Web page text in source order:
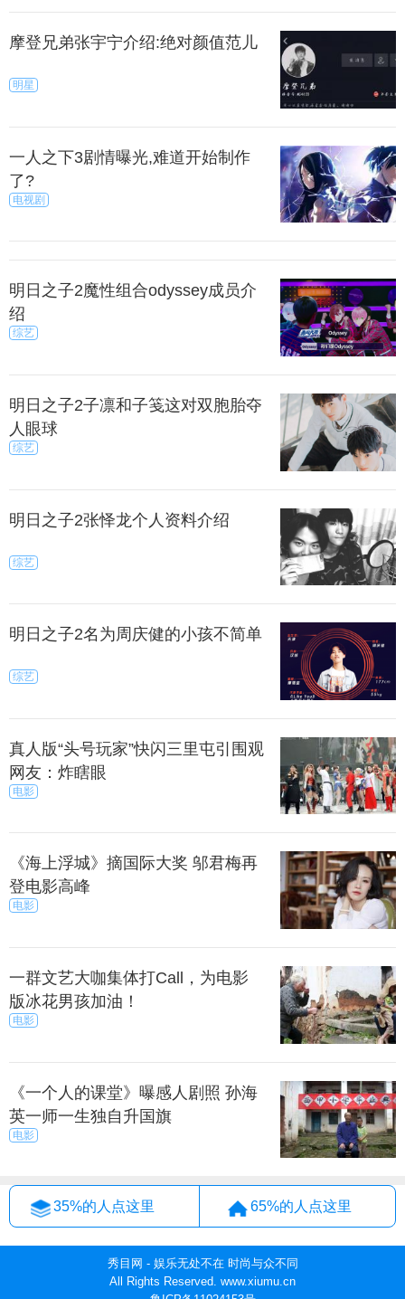
摩登兄弟张宇宁介绍:绝对颜值范儿
明星
一人之下3剧情曝光,难道开始制作
了?
电视剧
明日之子2魔性组合odyssey成员介
绍
综艺
明日之子2子凛和子笺这对双胞胎夺
人眼球
综艺
明日之子2张怿龙个人资料介绍
综艺
明日之子2名为周庆健的小孩不简单
综艺
真人版“头号玩家”快闪三里屯引围观
网友：炸瞎眼
电影
《海上浮城》摘国际大奖 邬君梅再
登电影高峰
电影
一群文艺大咖集体打Call，为电影
版冰花男孩加油！
电影
《一个人的课堂》曝感人剧照 孙海
英一师一生独自升国旗
电影
35%的人点这里 65%的人点这里
秀目网 - 娱乐无处不在 时尚与众不同
All Rights Reserved. www.xiumu.cn